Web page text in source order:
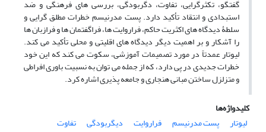
گفتگو، تکثرگرایی، تفاوت، دگربودگی، بررسی های فرهنگی و ضد
استبدادی و انتقاد تأکید دارد. پست مدرنیسم خطرات مطلق گرایی و
سلطۀ دیدگاه های اکثریت حاکم، فراروایت ها، فراگفتمان ها و فرازبان ها
را آشکار و بر اهمیت دیگر دیدگاه های اقلیتی و محلی تأکید می کند.
لیوتار عمدتاً در مورد تصمیمات آموزشی، سکوت می کند که این خود
خطرات جدیدی در پی دارد، که از جمله می توان به نسبیت باوری افراطی
و متزلزل ساختن مبانی هنجاری و جامعه پذیری اشاره کرد.
کلیدواژه‌ها
لیوتار
پست مدرنیسم فراروایت دیگربودگی تفاوت